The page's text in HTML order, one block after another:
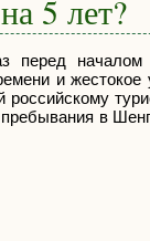
5 лет?
началом
и жестокое
в